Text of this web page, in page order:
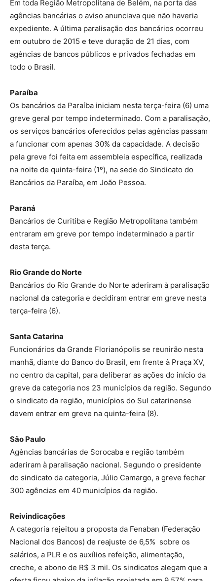
Em toda Região Metropolitana de Belém, na porta das
agências bancárias o aviso anunciava que não haveria
expediente. A última paralisação dos bancários ocorreu
em outubro de 2015 e teve duração de 21 dias, com
agências de bancos públicos e privados fechadas em
todo o Brasil.
Paraíba
Os bancários da Paraíba iniciam nesta terça-feira (6) uma
greve geral por tempo indeterminado. Com a paralisação,
os serviços bancários oferecidos pelas agências passam
a funcionar com apenas 30% da capacidade. A decisão
pela greve foi feita em assembleia específica, realizada
na noite de quinta-feira (1º), na sede do Sindicato do
Bancários da Paraíba, em João Pessoa.
Paraná
Bancários de Curitiba e Região Metropolitana também
entraram em greve por tempo indeterminado a partir
desta terça.
Rio Grande do Norte
Bancários do Rio Grande do Norte aderiram à paralisação
nacional da categoria e decidiram entrar em greve nesta
terça-feira (6).
Santa Catarina
Funcionários da Grande Florianópolis se reunirão nesta
manhã, diante do Banco do Brasil, em frente à Praça XV,
no centro da capital, para deliberar as ações do início da
greve da categoria nos 23 municípios da região. Segundo
o sindicato da região, municípios do Sul catarinense
devem entrar em greve na quinta-feira (8).
São Paulo
Agências bancárias de Sorocaba e região também
aderiram à paralisação nacional. Segundo o presidente
do sindicato da categoria, Júlio Camargo, a greve fechar
300 agências em 40 municípios da região.
Reivindicações
A categoria rejeitou a proposta da Fenaban (Federação
Nacional dos Bancos) de reajuste de 6,5% sobre os
salários, a PLR e os auxílios refeição, alimentação,
creche, e abono de R$ 3 mil. Os sindicatos alegam que a